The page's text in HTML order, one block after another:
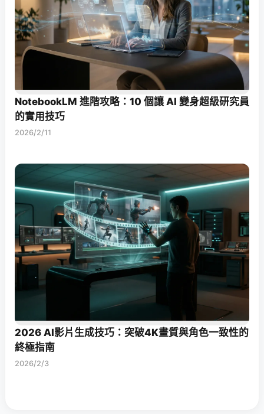
NotebookLM 進階攻略：10 個讓 AI 變身超級研究員
的實用技巧
2026/2/11
2026 AI影片生成技巧：突破4K畫質與角色一致性的
終極指南
2026/2/3